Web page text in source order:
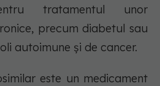
tratamentul unor
precum diabetul sau
autoimune și de cancer.
este un medicament